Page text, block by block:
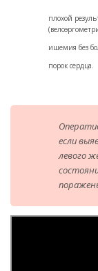
плохой
ишемия без
порок сердца.
если
левого